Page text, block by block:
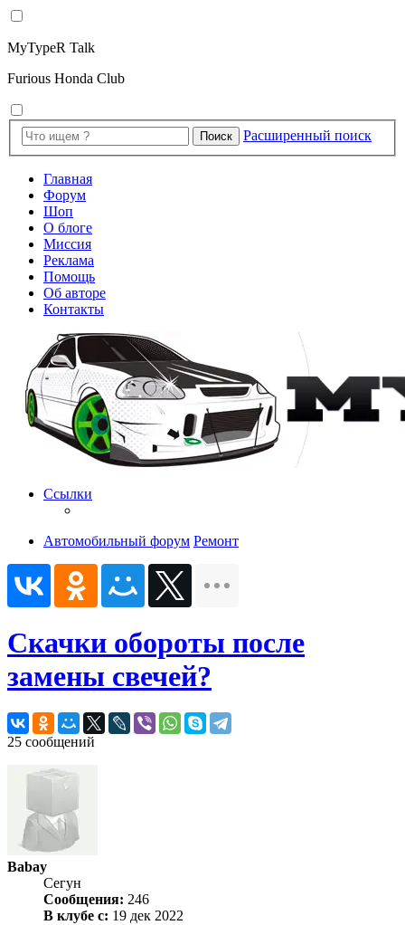
MyTypeR Talk
Furious Honda Club
Поиск Расширенный поиск
Главная
Форум
Шоп
О блоге
Миссия
Реклама
Помощь
Об авторе
Контакты
Ссылки
Автомобильный форум Ремонт
Скачки обороты после
замены свечей?
25 сообщений
Babay
Сегун
Сообщения: 246
В клубе с: 19 дек 2022